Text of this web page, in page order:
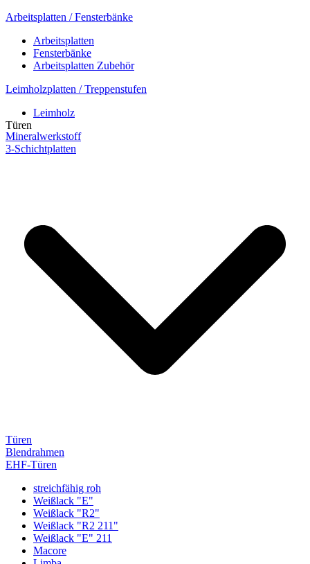
Arbeitsplatten / Fensterbänke
Arbeitsplatten
Fensterbänke
Arbeitsplatten Zubehör
Leimholzplatten / Treppenstufen
Leimholz
Mineralwerkstoff
3-Schichtplatten
Türen
Türen
Blendrahmen
EHF-Türen
streichfähig roh
Weißlack "E"
Weißlack "R2"
Weißlack "R2 211"
Weißlack "E" 211
Macore